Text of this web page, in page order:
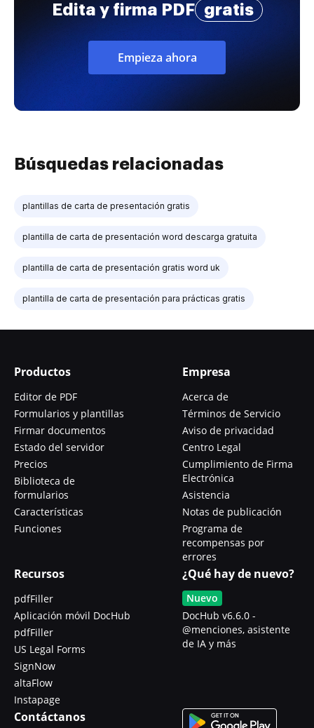
Edita y firma PDF gratis
Empieza ahora
Búsquedas relacionadas
plantillas de carta de presentación gratis
plantilla de carta de presentación word descarga gratuita
plantilla de carta de presentación gratis word uk
plantilla de carta de presentación para prácticas gratis
Productos
Editor de PDF
Formularios y plantillas
Firmar documentos
Estado del servidor
Precios
Biblioteca de
formularios
Características
Funciones
Empresa
Acerca de
Términos de Servicio
Aviso de privacidad
Centro Legal
Cumplimiento de Firma
Electrónica
Asistencia
Notas de publicación
Programa de
recompensas por
errores
Recursos
pdfFiller
Aplicación móvil DocHub
pdfFiller
US Legal Forms
SignNow
altaFlow
Instapage
¿Qué hay de nuevo?
Nuevo
DocHub v6.6.0 -
@menciones, asistente
de IA y más
Contáctanos